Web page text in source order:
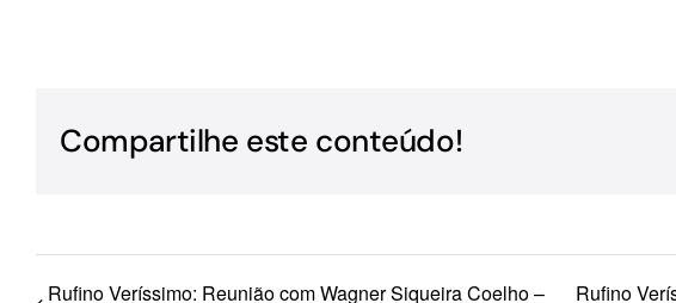
Compartilhe este conteúdo!
Rufino Veríssimo: Reunião com Wagner Siqueira Coelho –
Rufino